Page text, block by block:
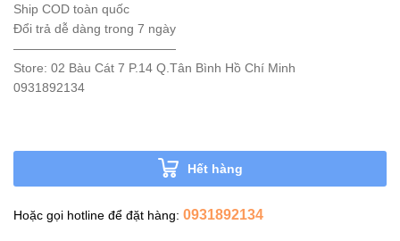
Ship COD toàn quốc
Đổi trả dễ dàng trong 7 ngày
—————————————
Store: 02 Bàu Cát 7 P.14 Q.Tân Bình Hồ Chí Minh
0931892134
Hết hàng
Hoặc gọi hotline để đặt hàng: 0931892134